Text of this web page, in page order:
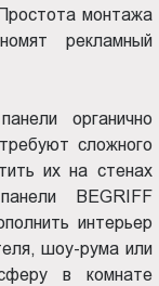
монтажа
рекламный
органично
сложного
их на стенах
BEGRIFF
интерьер
шоу-рума или
в комнате